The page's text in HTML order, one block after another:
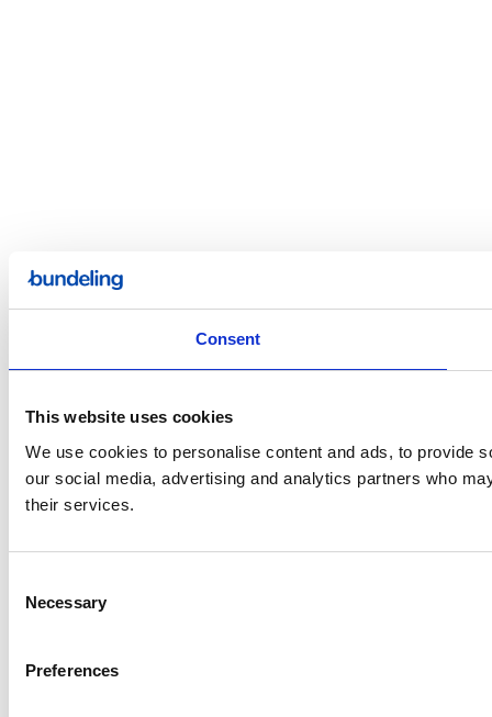
Consent
This website uses cookies
We use cookies to personalise content and ads, to provide
our social media, advertising and analytics partners who
their services.
Selection
Necessary
Preferences